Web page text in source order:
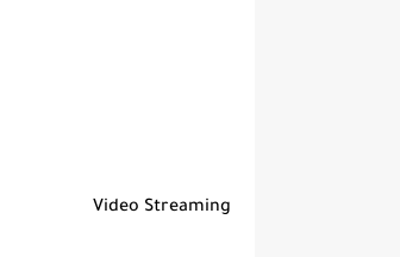
Video Streaming